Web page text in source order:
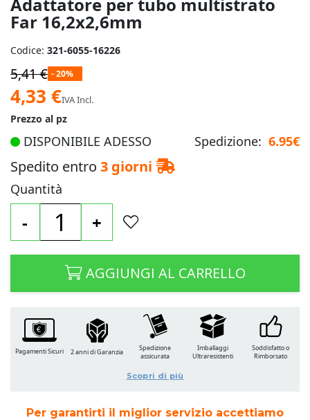
Adattatore per tubo multistrato
Far 16,2x2,6mm
Codice: 321-6055-16226
5,41 € - 20%
Prezzo
speciale
4,33 €IVA Incl.
Prezzo al pz
DISPONIBILE ADESSO Spedizione: 6.95€
Spedito entro 3 giorni
Quantità
- +
AGGIUNGI AL CARRELLO
Per garantirti il miglior servizio accettiamo
Pagamenti Sicuri 2 anni di Garanzia
Spedizione
assicurata
Imballaggi
Ultraresistenti
Soddisfatto o
Rimborsato
Scopri di più